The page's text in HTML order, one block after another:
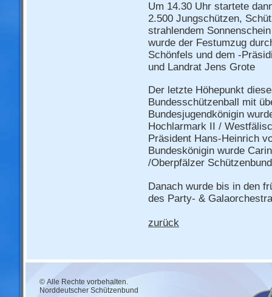
Um 14.30 Uhr startete
2.500 Jungschützen,
strahlendem
wurde der Festumzug
Schönfels und dem -
und Landrat Jens Grote
Der letzte Höhepunkt
Bundesschützenball mit
Bundesjugendkönigin
Hochlarmark II /
Präsident Hans-Heinrich
Bundeskönigin wurde
/Oberpfälzer
Danach wurde bis in den
des Party- &
zurück
© Alle Rechte vorbehalten.
Norddeutscher Schützenbund